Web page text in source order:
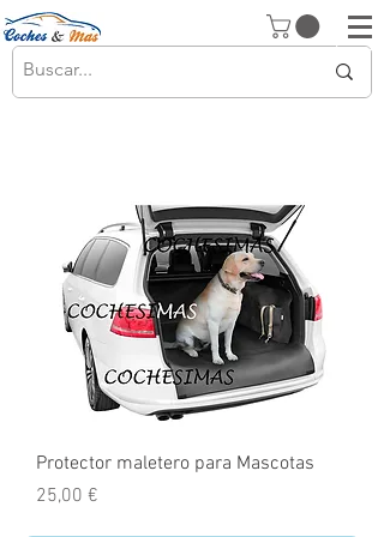
Protector maletero para Mascotas
Precio
25,00 €